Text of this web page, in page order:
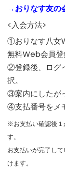
→おりなす友の
<入会方法>
①おりなす八女
無料Web会員登
②登録後、ログ
択。
③案内にしたが
④支払番号をメ
※お支払い確認後１
す。
お支払いが完了し
けます。